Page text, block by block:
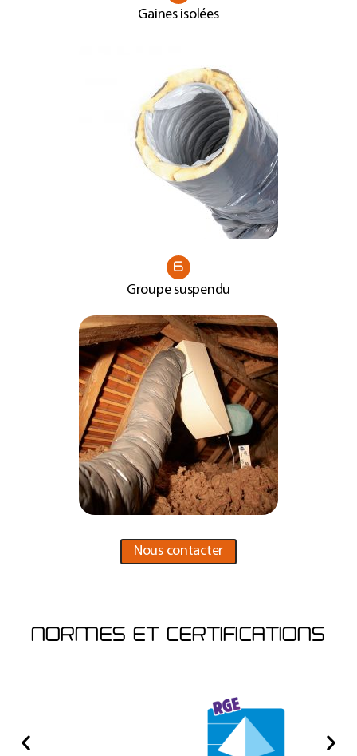
Gaines isolées
6
Groupe suspendu
Nous contacter
NORMES ET CERTIFICATIONS